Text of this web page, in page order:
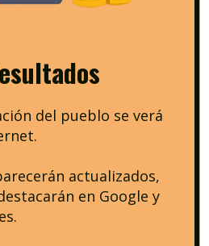
del pueblo se verá
actualizados,
en Google y